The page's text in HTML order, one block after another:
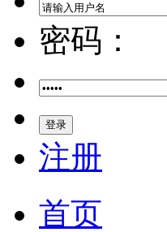
密码：
登录
注册
首页